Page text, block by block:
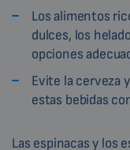
Los alimentos
dulces, los
opciones
Evite la cerveza
estas bebidas
Las espinacas y los